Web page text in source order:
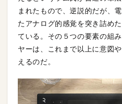
まれたもので、逆説的だが、
たアナログ的感覚を突き詰め
ている。その５つの要素の組
ヤーは、これまで以上に意図
えるのだ。